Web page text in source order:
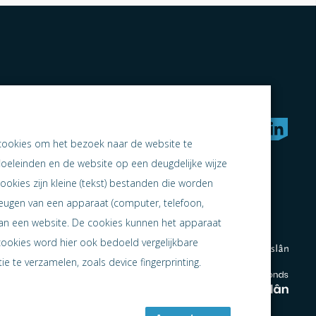
naar samen ondernemen
om het bezoek naar de website te
en de website op een deugdelijke wijze
zijn kleine (tekst) bestanden die worden
van een apparaat (computer, telefoon,
een website. De cookies kunnen het apparaat
word hier ook bedoeld vergelijkbare
te verzamelen, zoals device fingerprinting.